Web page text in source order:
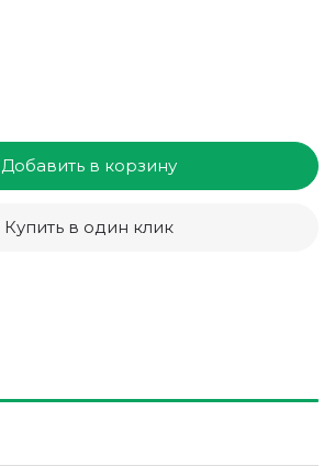
Добавить в корзину
Купить в один клик